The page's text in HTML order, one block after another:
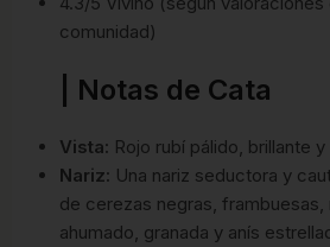
comunidad)
| Notas de Cata
Vista: Rojo rubí pálido, brillante
Nariz: Una nariz seductora y
de cerezas negras, frambuesas,
ahumado, granada y anís